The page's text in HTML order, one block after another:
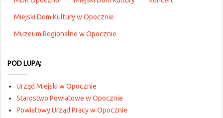
Miejski Dom Kultury w Opocznie
Muzeum Regionalne w Opocznie
POD LUPĄ:
Urząd Miejski w Opocznie
Starostwo Powiatowe w Opocznie
Powiatowy Urząd Pracy w Opocznie